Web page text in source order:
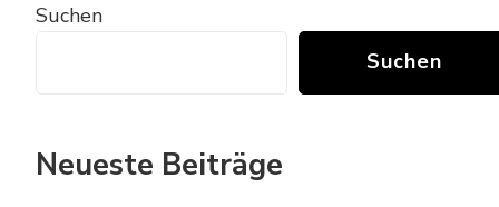
Suchen
Suchen
Neueste Beiträge